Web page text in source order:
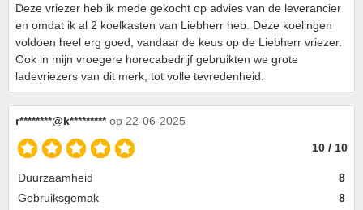
Deze vriezer heb ik mede gekocht op advies van de leverancier
en omdat ik al 2 koelkasten van Liebherr heb. Deze koelingen
voldoen heel erg goed, vandaar de keus op de Liebherr vriezer.
Ook in mijn vroegere horecabedrijf gebruikten we grote
ladevriezers van dit merk, tot volle tevredenheid.
r********@k********* op 22-06-2025
10 / 10
Duurzaamheid
8
Gebruiksgemak
8